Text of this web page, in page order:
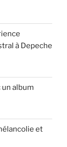
à Depeche
album
et